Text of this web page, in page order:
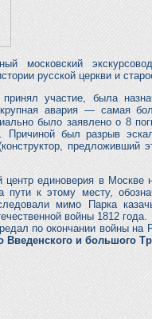
московский
русской церкви и
участие, была
авария — самая
было заявлено о 8
был разрыв
предложивший
единоверия в Москве
к этому месту,
мимо Парка
войны 1812
по окончании войны на
Введенского и большого